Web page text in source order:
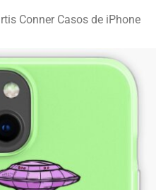
Conner Casos de iPhone